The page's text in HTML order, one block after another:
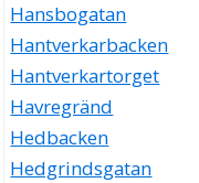
Hansbogatan
Hantverkarbacken
Hantverkartorget
Havregränd
Hedbacken
Hedgrindsgatan